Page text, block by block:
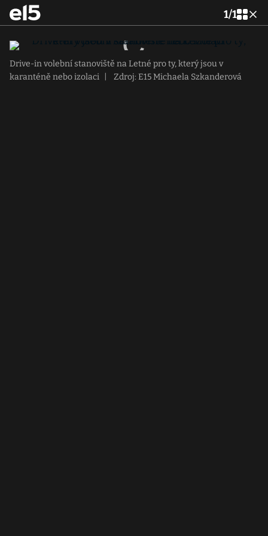
1/1
Drive-in volební stanoviště na Letné pro ty, který jsou v
karanténě nebo izolaci
Zdroj: E15 Michaela Szkanderová